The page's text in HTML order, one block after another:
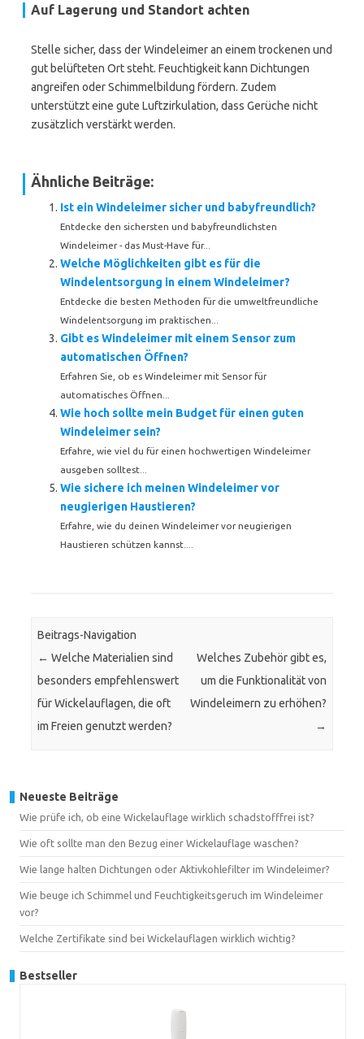
Auf Lagerung und Standort achten
Stelle sicher, dass der Windeleimer an einem trockenen und
gut belüfteten Ort steht. Feuchtigkeit kann Dichtungen
angreifen oder Schimmelbildung fördern. Zudem
unterstützt eine gute Luftzirkulation, dass Gerüche nicht
zusätzlich verstärkt werden.
Ähnliche Beiträge:
Ist ein Windeleimer sicher und babyfreundlich?
Entdecke den sichersten und babyfreundlichsten
Windeleimer - das Must-Have für...
Welche Möglichkeiten gibt es für die
Windelentsorgung in einem Windeleimer?
Entdecke die besten Methoden für die umweltfreundliche
Windelentsorgung im praktischen...
Gibt es Windeleimer mit einem Sensor zum
automatischen Öffnen?
Erfahren Sie, ob es Windeleimer mit Sensor für
automatisches Öffnen...
Wie hoch sollte mein Budget für einen guten
Windeleimer sein?
Erfahre, wie viel du für einen hochwertigen Windeleimer
ausgeben solltest...
Wie sichere ich meinen Windeleimer vor
neugierigen Haustieren?
Erfahre, wie du deinen Windeleimer vor neugierigen
Haustieren schützen kannst....
Beitrags-Navigation
← Welche Materialien sind
besonders empfehlenswert
für Wickelauflagen, die oft
im Freien genutzt werden?
Welches Zubehör gibt es,
um die Funktionalität von
Windeleimern zu erhöhen?
→
Neueste Beiträge
Wie prüfe ich, ob eine Wickelauflage wirklich schadstofffrei ist?
Wie oft sollte man den Bezug einer Wickelauflage waschen?
Wie lange halten Dichtungen oder Aktivkohlefilter im Windeleimer?
Wie beuge ich Schimmel und Feuchtigkeitsgeruch im Windeleimer
vor?
Welche Zertifikate sind bei Wickelauflagen wirklich wichtig?
Bestseller